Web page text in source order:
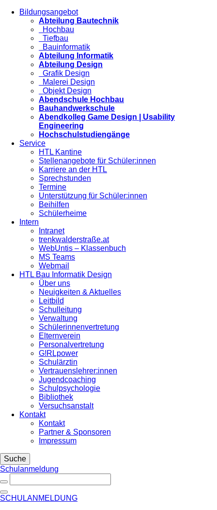
Bildungsangebot
Abteilung Bautechnik
Hochbau
Tiefbau
Bauinformatik
Abteilung Informatik
Abteilung Design
Grafik Design
Malerei Design
Objekt Design
Abendschule Hochbau
Bauhandwerkschule
Abendkolleg Game Design | Usability
Engineering
Hochschulstudiengänge
Service
HTL Kantine
Stellenangebote für Schüler:innen
Karriere an der HTL
Sprechstunden
Termine
Unterstützung für Schüler:innen
Beihilfen
Schülerheime
Intern
Intranet
trenkwalderstraße.at
WebUntis – Klassenbuch
MS Teams
Webmail
HTL Bau Informatik Design
Über uns
Neuigkeiten & Aktuelles
Leitbild
Schulleitung
Verwaltung
Schülerinnenvertretung
Elternverein
Personalvertretung
G!RLpower
Schulärztin
Vertrauenslehrer:innen
Jugendcoaching
Schulpsychologie
Bibliothek
Versuchsanstalt
Kontakt
Kontakt
Partner & Sponsoren
Impressum
Suche
Schulanmeldung
SCHULANMELDUNG